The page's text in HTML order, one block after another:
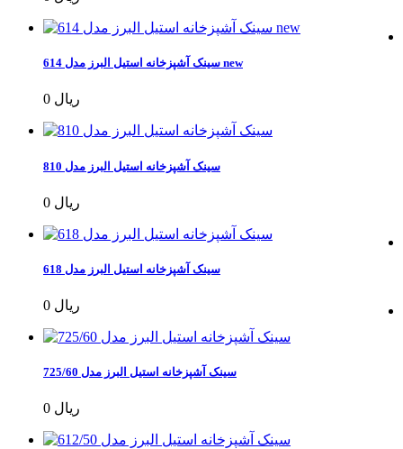
سینک آشپزخانه استیل البرز مدل 614 new
0 ریال
سینک آشپزخانه استیل البرز مدل 810
0 ریال
سینک آشپزخانه استیل البرز مدل 618
0 ریال
سینک آشپزخانه استیل البرز مدل 725/60
0 ریال